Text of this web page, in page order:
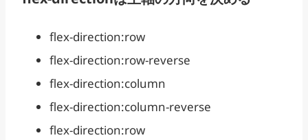
flex-direction:row
flex-direction:row-reverse
flex-direction:column
flex-direction:column-reverse
flex-direction:row